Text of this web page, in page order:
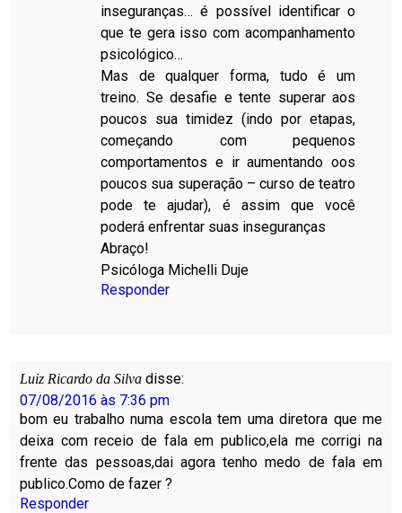
inseguranças… é possível identificar o
que te gera isso com acompanhamento
psicológico…
Mas de qualquer forma, tudo é um
treino. Se desafie e tente superar aos
poucos sua timidez (indo por etapas,
começando com pequenos
comportamentos e ir aumentando oos
poucos sua superação – curso de teatro
pode te ajudar), é assim que você
poderá enfrentar suas inseguranças
Abraço!
Psicóloga Michelli Duje
Responder
Luiz Ricardo da Silva disse:
07/08/2016 às 7:36 pm
bom eu trabalho numa escola tem uma diretora que me
deixa com receio de fala em publico,ela me corrigi na
frente das pessoas,dai agora tenho medo de fala em
publico.Como de fazer ?
Responder